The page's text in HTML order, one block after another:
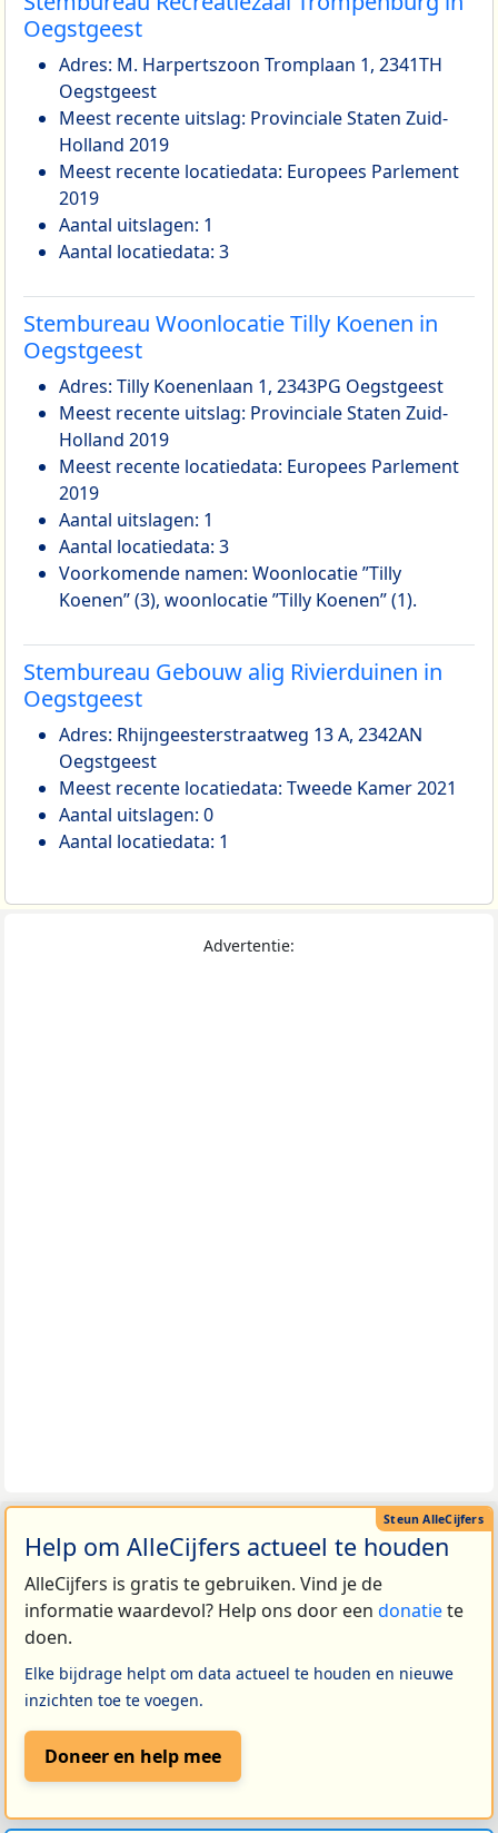
Oegstgeest
Adres: M. Harpertszoon Tromplaan 1, 2341TH
Oegstgeest
Meest recente uitslag: Provinciale Staten Zuid-
Holland 2019
Meest recente locatiedata: Europees Parlement
2019
Aantal uitslagen: 1
Aantal locatiedata: 3
Stembureau Woonlocatie Tilly Koenen in
Oegstgeest
Adres: Tilly Koenenlaan 1, 2343PG Oegstgeest
Meest recente uitslag: Provinciale Staten Zuid-
Holland 2019
Meest recente locatiedata: Europees Parlement
2019
Aantal uitslagen: 1
Aantal locatiedata: 3
Voorkomende namen: Woonlocatie ”Tilly
Koenen” (3), woonlocatie ”Tilly Koenen” (1).
Stembureau Gebouw alig Rivierduinen in
Oegstgeest
Adres: Rhijngeesterstraatweg 13 A, 2342AN
Oegstgeest
Meest recente locatiedata: Tweede Kamer 2021
Aantal uitslagen: 0
Aantal locatiedata: 1
Advertentie:
Help om AlleCijfers actueel te houden
AlleCijfers is gratis te gebruiken. Vind je de
informatie waardevol? Help ons door een donatiete
doen.
Elke bijdrage helpt om data actueel te houden en nieuwe
inzichten toe te voegen.
Doneer en help mee